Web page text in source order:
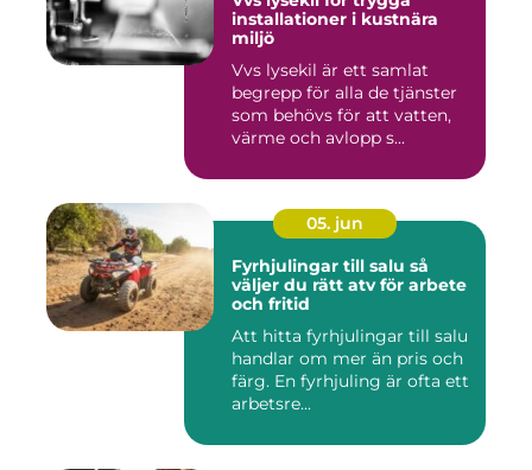
installationer i kustnära
miljö
Vvs lysekil är ett samlat
begrepp för alla de tjänster
som behövs för att vatten,
värme och avlopp s...
05. jun
Fyrhjulingar till salu så
väljer du rätt atv för arbete
och fritid
Att hitta fyrhjulingar till salu
handlar om mer än pris och
färg. En fyrhjuling är ofta ett
arbetsre...